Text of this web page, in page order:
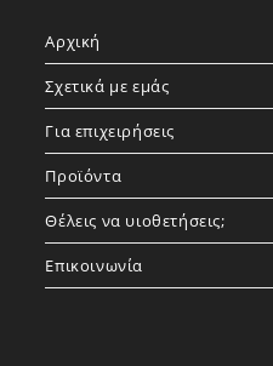
new
Αρχική
Σχετικά με εμάς
Για επιχειρήσεις
Προϊόντα
Θέλεις να υιοθετήσεις;
Επικοινωνία